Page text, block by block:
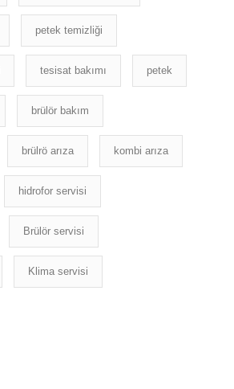
petek temizliği
tesisat bakımı petek
brülör bakım
brülrö arıza kombi arıza
hidrofor servisi
Brülör servisi
Klima servisi